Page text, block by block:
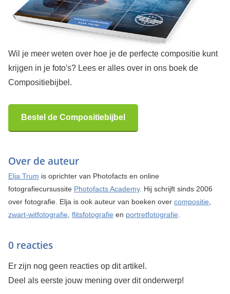
Wil je meer weten over hoe je de perfecte compositie kunt
krijgen in je foto's? Lees er alles over in ons boek de
Compositiebijbel.
Bestel de Compositiebijbel
Over de auteur
Elja Trum is oprichter van Photofacts en online
fotografiecursussite Photofacts Academy. Hij schrijft sinds 2006
over fotografie. Elja is ook auteur van boeken over compositie
zwart-witfotografie flitsfotografie en portretfotografie
0 reacties
Er zijn nog geen reacties op dit artikel.
Deel als eerste jouw mening over dit onderwerp!